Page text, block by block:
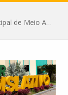
Câmara recebe palestra da Secretária Municipal de Meio Ambiente sobre as ações da “SEMANA DO MEIO AMBIENTE”